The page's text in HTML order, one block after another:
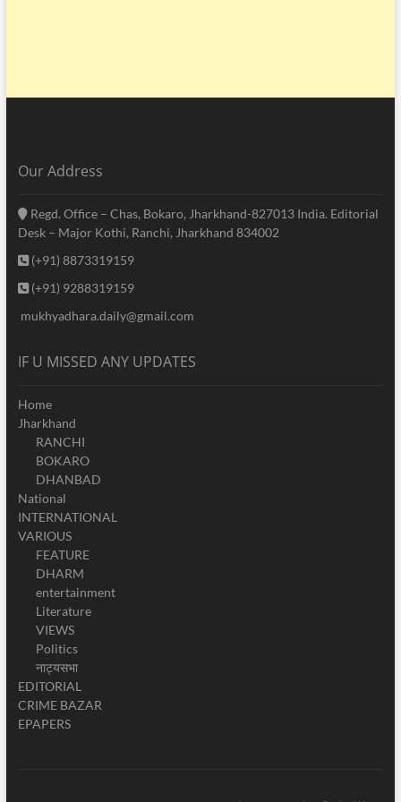
Our Address
Regd. Office – Chas, Bokaro, Jharkhand-827013 India. Editorial
Desk – Major Kothi, Ranchi, Jharkhand 834002
(+91) 8873319159
(+91) 9288319159
mukhyadhara.daily@gmail.com
IF U MISSED ANY UPDATES
Home
Jharkhand
RANCHI
BOKARO
DHANBAD
National
INTERNATIONAL
VARIOUS
FEATURE
DHARM
entertainment
Literature
VIEWS
Politics
नाट्यसभा
EDITORIAL
CRIME BAZAR
EPAPERS